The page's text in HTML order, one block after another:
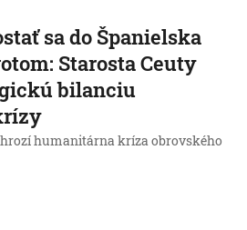
sa do Španielska
Starosta Ceuty
bilanciu
humanitárna kríza obrovského